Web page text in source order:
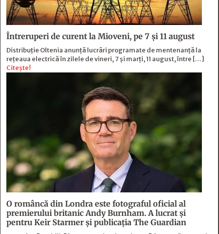
Întreruperi de curent la Mioveni, pe 7 și 11 august
Distribuție Oltenia anunță lucrări programate de mentenanță la
rețeaua electrică în zilele de vineri, 7 și marți, 11 august, între […]
Citește!
O româncă din Londra este fotograful oficial al
premierului britanic Andy Burnham. A lucrat și
pentru Keir Starmer și publicația The Guardian